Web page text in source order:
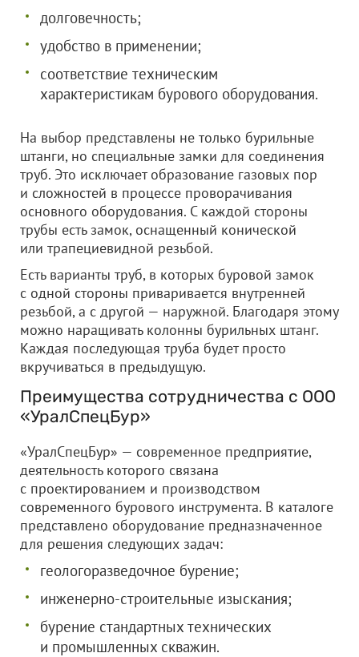
долговечность;
удобство в применении;
соответствие техническим
характеристикам бурового оборудования.
На выбор представлены не только бурильные
штанги, но специальные замки для соединения
труб. Это исключает образование газовых пор
и сложностей в процессе проворачивания
основного оборудования. С каждой стороны
трубы есть замок, оснащенный конической
или трапециевидной резьбой.
Есть варианты труб, в которых буровой замок
с одной стороны приваривается внутренней
резьбой, а с другой — наружной. Благодаря этому
можно наращивать колонны бурильных штанг.
Каждая последующая труба будет просто
вкручиваться в предыдущую.
Преимущества сотрудничества с ООО
«УралСпецБур»
«УралСпецБур» — современное предприятие,
деятельность которого связана
с проектированием и производством
современного бурового инструмента. В каталоге
представлено оборудование предназначенное
для решения следующих задач:
геологоразведочное бурение;
инженерно-строительные изыскания;
бурение стандартных технических
и промышленных скважин.